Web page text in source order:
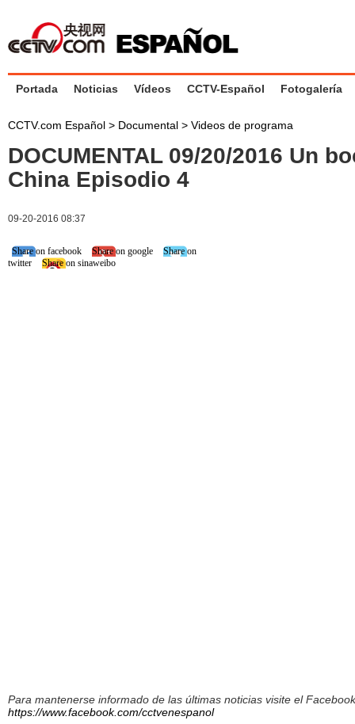
Portada Noticias Vídeos CCTV-Español Fotogalería
CCTV.com Español > Documental > Videos de programa
DOCUMENTAL 09/20/2016 Un
China Episodio 4
09-20-2016 08:37
Share on facebook Share on google
Share on
twitter
Share on sinaweibo
Para mantenerse informado de las últimas noticias visite el
https://www.facebook.com/cctvenespanol